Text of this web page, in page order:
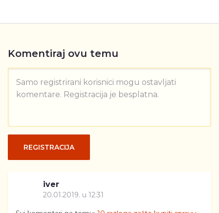
Komentiraj ovu temu
Samo registrirani korisnici mogu ostavljati
komentare. Registracija je besplatna.
REGISTRACIJA
iver
20.01.2019. u 12:31